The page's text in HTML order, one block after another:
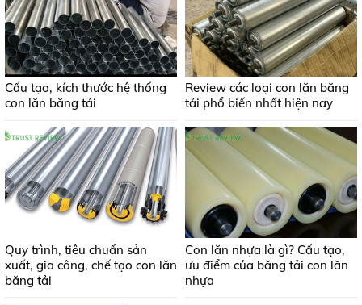
Cấu tạo, kích thước hệ thống
con lăn băng tải
Review các loại con lăn băng
tải phổ biến nhất hiện nay
Quy trình, tiêu chuẩn sản
xuất, gia công, chế tạo con lăn
băng tải
Con lăn nhựa là gì? Cấu tạo,
ưu điểm của băng tải con lăn
nhựa